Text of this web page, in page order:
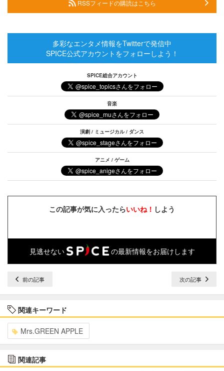
RSSフィードの購読はこちら
多彩なエンタメ情報をTwitterで発信中
SPICE公式アカウントをフォローしよう！
SPICE総合アカウント
音楽
演劇 / ミュージカル / ダンス
アニメ / ゲーム
この記事が気に入ったらいいね！ しよう
見逃せない の最新情報をお届けします
前の記事 次の記事
関連キーワード
Mrs.GREEN APPLE
関連記事